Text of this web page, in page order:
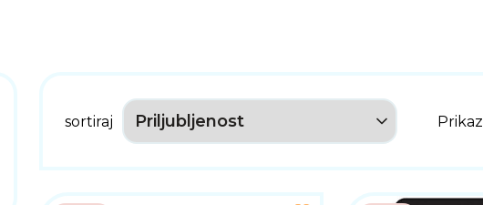
sortiraj Prikaz